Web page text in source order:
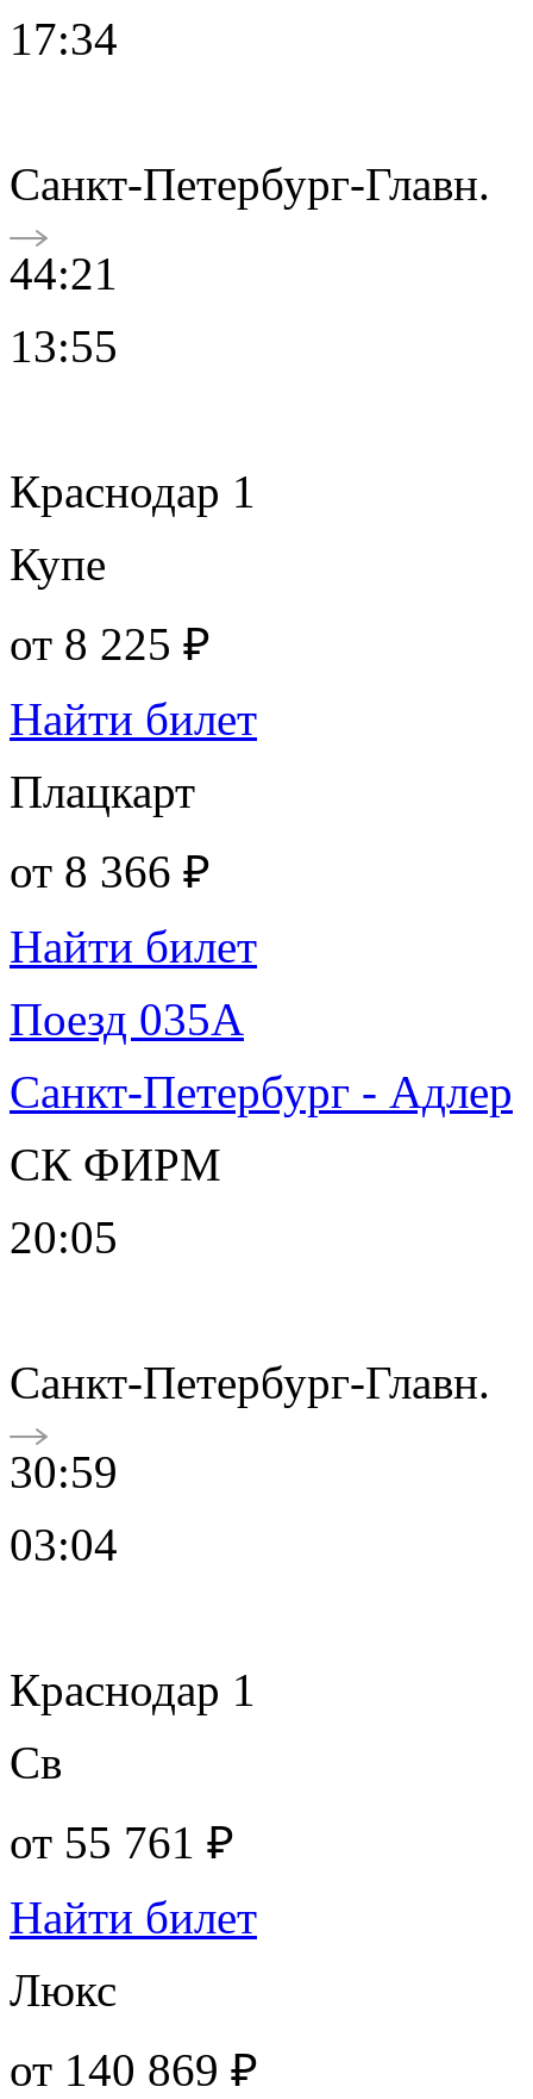
17:34
Санкт-Петербург-Главн.
44:21
13:55
Краснодар 1
Купе
от 8 225 ₽
Найти билет
Плацкарт
от 8 366 ₽
Найти билет
Поезд 035А
Санкт-Петербург - Адлер
СК ФИРМ
20:05
Санкт-Петербург-Главн.
30:59
03:04
Краснодар 1
Св
от 55 761 ₽
Найти билет
Люкс
от 140 869 ₽